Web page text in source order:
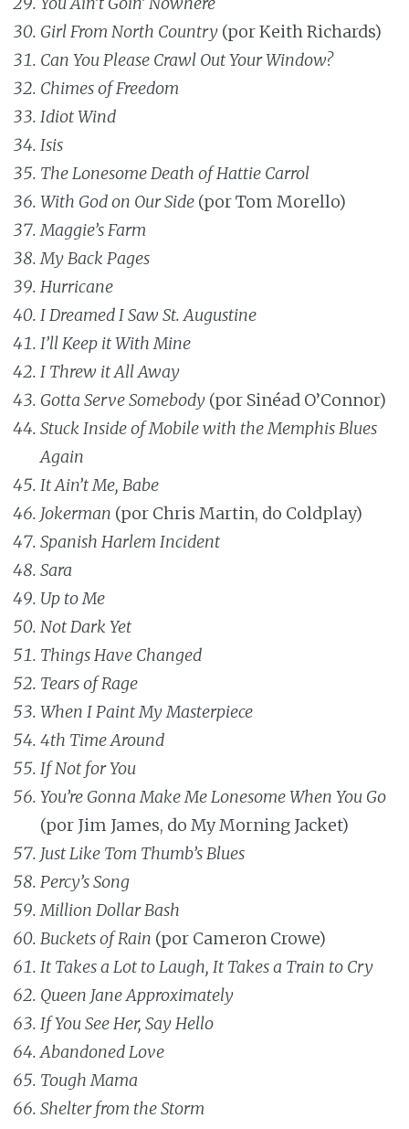
Girl From North Country (por Keith Richards)
Can You Please Crawl Out Your Window?
Chimes of Freedom
Idiot Wind
Isis
The Lonesome Death of Hattie Carrol
With God on Our Side (por Tom Morello)
Maggie’s Farm
My Back Pages
Hurricane
I Dreamed I Saw St. Augustine
I’ll Keep it With Mine
I Threw it All Away
Gotta Serve Somebody (por Sinéad O’Connor)
Stuck Inside of Mobile with the Memphis Blues
Again
It Ain’t Me, Babe
Jokerman (por Chris Martin, do Coldplay)
Spanish Harlem Incident
Sara
Up to Me
Not Dark Yet
Things Have Changed
Tears of Rage
When I Paint My Masterpiece
4th Time Around
If Not for You
You’re Gonna Make Me Lonesome When You Go
(por Jim James, do My Morning Jacket)
Just Like Tom Thumb’s Blues
Percy’s Song
Million Dollar Bash
Buckets of Rain (por Cameron Crowe)
It Takes a Lot to Laugh, It Takes a Train to Cry
Queen Jane Approximately
If You See Her, Say Hello
Abandoned Love
Tough Mama
Shelter from the Storm